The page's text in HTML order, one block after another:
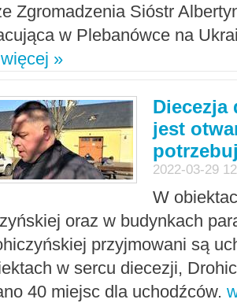
Zgromadzenia Sióstr
w Plebanówce na
więcej »
Diecezja
jest
2022-03-29
W
oraz w budynkach
przyjmowani są
w sercu diecezji,
40 miejsc dla uchodźców.